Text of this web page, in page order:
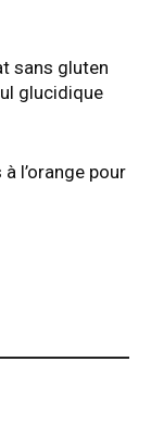
sans gluten
glucidique
l’orange pour